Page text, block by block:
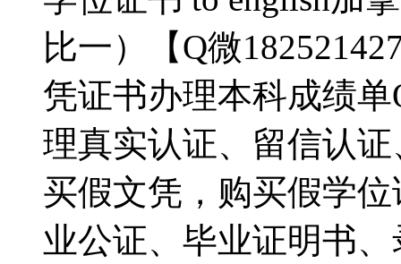
比一）【Q微
凭证书办理本科成绩单
理真实认证、留信认
买假文凭，购买假学
业公证、毕业证明书